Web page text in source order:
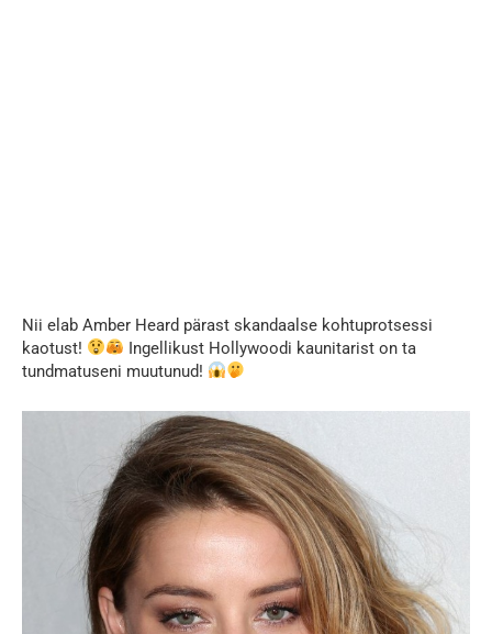
Nii elab Amber Heard pärast skandaalse kohtuprotsessi
kaotust!
Ingellikust Hollywoodi kaunitarist on ta
tundmatuseni muutunud!